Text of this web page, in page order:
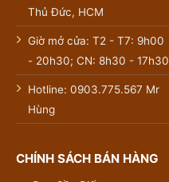
Thủ Đức, HCM
Giờ mở cửa: T2 - T7: 9h00
- 20h30; CN: 8h30 - 17h30
Hotline: 0903.775.567 Mr
Hùng
CHÍNH SÁCH BÁN HÀNG